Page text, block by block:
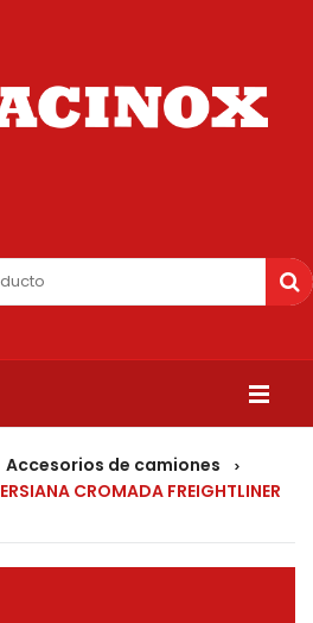
Accesorios de camiones >
CROMADA FREIGHTLINER